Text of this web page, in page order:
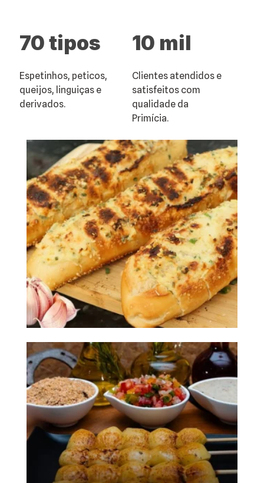
70tipos
Espetinhos, peticos,
queijos, linguiças e
derivados.
10 mil
Clientes atendidos e
satisfeitos com
qualidade da
Primícia.